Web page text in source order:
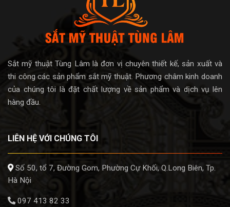
Sắt mỹ thuật Tùng Lâm là đơn vị chuyên thiết kế, sản xuất và
thi công các sản phẩm sắt mỹ thuật. Phương châm kinh doanh
của chúng tôi là đặt chất lượng về sản phẩm và dịch vụ lên
hàng đầu.
LIÊN HỆ VỚI CHÚNG TÔI
Số 50, tổ 7, Đường Gom, Phường Cự Khối, Q.Long Biên, Tp.
Hà Nội
097 413 82 33